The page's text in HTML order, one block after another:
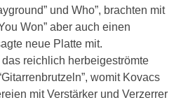
und Who”, brachten mit
Won” aber auch einen
neue Platte mit.
reichlich herbeigeströmte
womit Kovacs
mit Verstärker und Verzerrer